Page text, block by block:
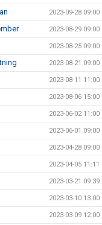
2023-09-28 09:00
2023-08-29 09:00
2023-08-25 09:00
2023-08-21 09:00
2023-08-11 11:00
2023-08-06 15:00
2023-06-02 11:00
2023-06-01 09:00
2023-04-28 09:00
2023-04-05 11:11
2023-03-21 09:39
2023-03-10 13:00
2023-03-09 12:00